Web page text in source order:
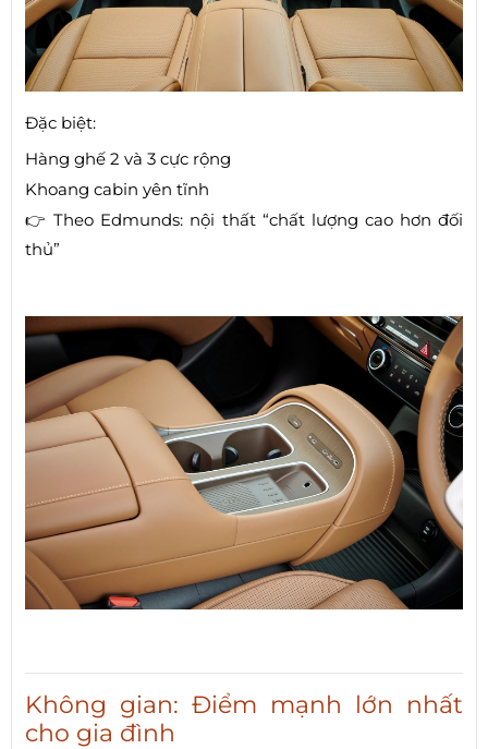
Đặc biệt:
Hàng ghế 2 và 3 cực rộng
Khoang cabin yên tĩnh
👉 Theo Edmunds: nội thất “chất lượng cao hơn đối
thủ”
Không gian: Điểm mạnh lớn nhất
cho gia đình